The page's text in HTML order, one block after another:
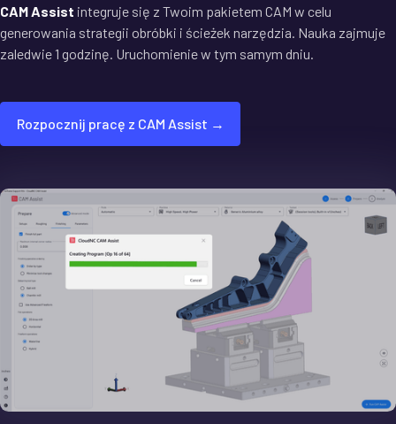
CAM Assist integruje się z Twoim pakietem CAM w celu
generowania strategii obróbki i ścieżek narzędzia. Nauka zajmuje
zaledwie 1 godzinę. Uruchomienie w tym samym dniu.
Rozpocznij pracę z CAM Assist →